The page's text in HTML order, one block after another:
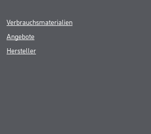
Verbrauchsmaterialien
Angebote
Hersteller